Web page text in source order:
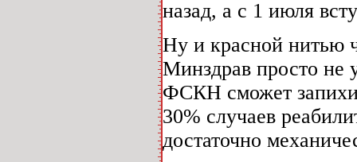
назад, а с 1 июля
Ну и красной нитью
Минздрав просто не
ФСКН сможет
30% случаев
достаточно